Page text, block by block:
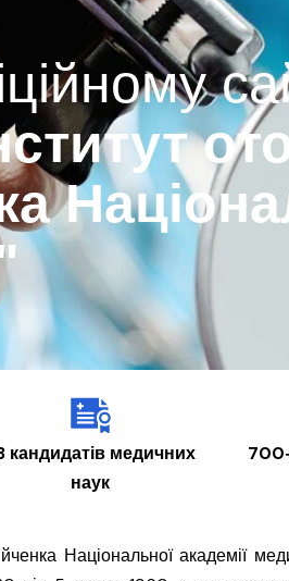
кандидатів медичних
наук
Національної академії